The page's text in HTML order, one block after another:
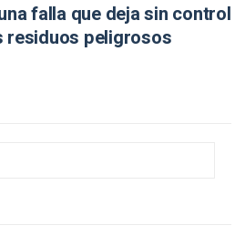
falla que deja sin control
residuos peligrosos